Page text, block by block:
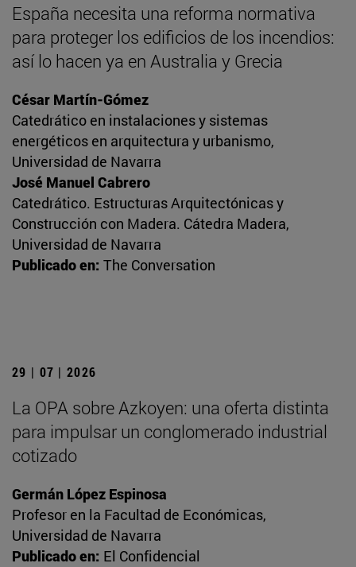
España necesita una reforma normativa
para proteger los edificios de los incendios:
así lo hacen ya en Australia y Grecia
César Martín-Gómez
Catedrático en instalaciones y sistemas
energéticos en arquitectura y urbanismo,
Universidad de Navarra
José Manuel Cabrero
Catedrático. Estructuras Arquitectónicas y
Construcción con Madera. Cátedra Madera,
Universidad de Navarra
Publicado en: The Conversation
29 | 07 | 2026
La OPA sobre Azkoyen: una oferta distinta
para impulsar un conglomerado industrial
cotizado
Germán López Espinosa
Profesor en la Facultad de Económicas,
Universidad de Navarra
Publicado en: El Confidencial